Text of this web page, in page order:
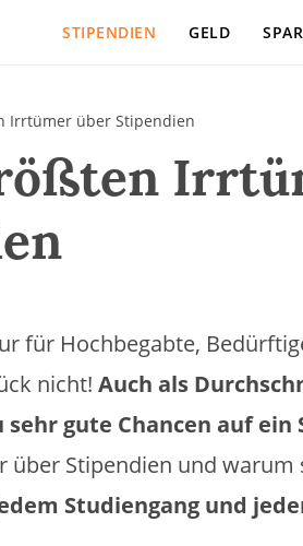
STIPENDIEN GELD
Irrtümer über Stipendien
für Hochbegabte,
nicht! Auch als
sehr gute Chancen auf
über Stipendien und warum
Studiengang und